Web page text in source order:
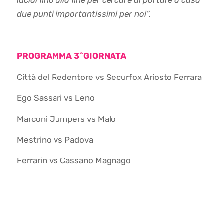
due punti importantissimi per noi”.
PROGRAMMA 3^GIORNATA
Città del Redentore vs Securfox Ariosto Ferrara
Ego Sassari vs Leno
Marconi Jumpers vs Malo
Mestrino vs Padova
Ferrarin vs Cassano Magnago